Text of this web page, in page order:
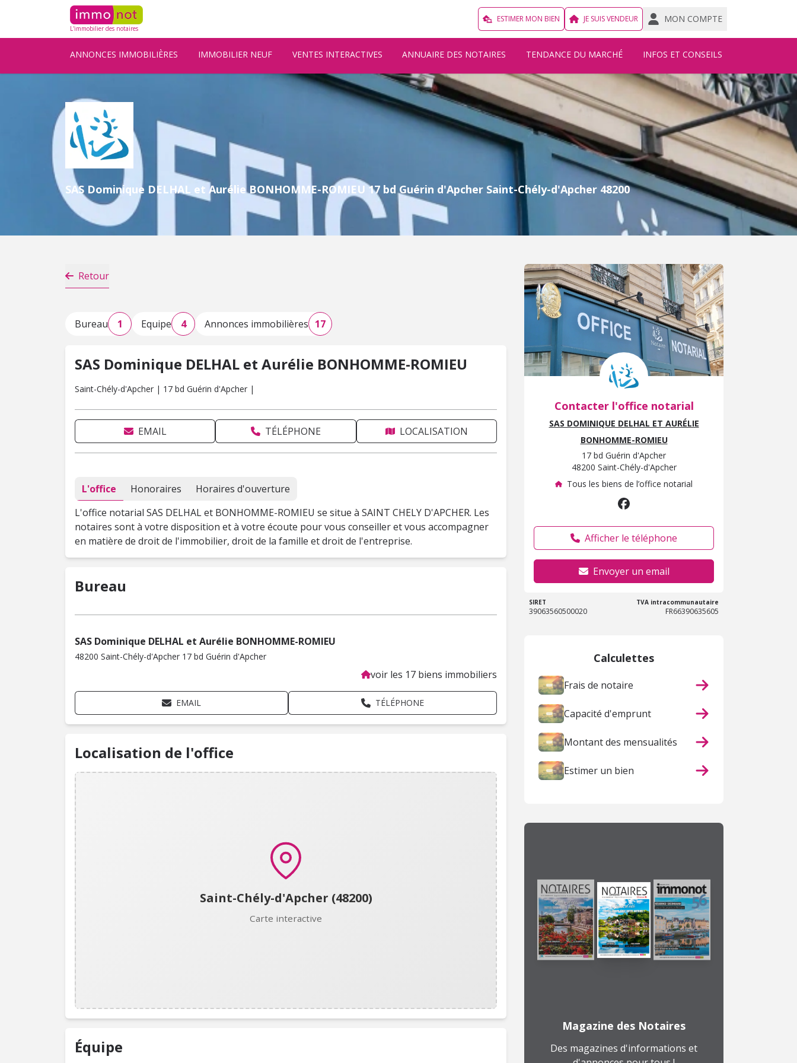
L'immobilier des notaires
ESTIMER MON BIEN JE SUIS VENDEUR MON COMPTE
ANNONCES IMMOBILIÈRES IMMOBILIER NEUF VENTES INTERACTIVES ANNUAIRE DES NOTAIRES TENDANCE DU MARCHÉ INFOS ET CONSEILS
SAS Dominique DELHAL et Aurélie BONHOMME-ROMIEU 17 bd Guérin d'Apcher Saint-Chély-d'Apcher 48200
Retour
Bureau 1 Equipe 4 Annonces immobilières 17
SAS Dominique DELHAL et Aurélie BONHOMME-ROMIEU
Saint-Chély-d'Apcher | 17 bd Guérin d'Apcher |
EMAIL TÉLÉPHONE LOCALISATION
L'office Honoraires
Horaires d'ouverture
L'office notarial SAS DELHAL et BONHOMME-ROMIEU se situe à SAINT CHELY D'APCHER. Les
notaires sont à votre disposition et à votre écoute pour vous conseiller et vous accompagner
en matière de droit de l'immobilier, droit de la famille et droit de l'entreprise.
Bureau
SAS Dominique DELHAL et Aurélie BONHOMME-ROMIEU
48200 Saint-Chély-d'Apcher 17 bd Guérin d'Apcher
voir les 17 biens immobiliers
EMAIL TÉLÉPHONE
Localisation de l'office
Saint-Chély-d'Apcher (48200)
Carte interactive
Équipe
Contacter l'office notarial
SAS DOMINIQUE DELHAL ET AURÉLIE
BONHOMME-ROMIEU
17 bd Guérin d'Apcher
48200 Saint-Chély-d'Apcher
Tous les biens de l’office notarial
Afficher le téléphone
Envoyer un email
SIRET
39063560500020
TVA intracommunautaire
FR66390635605
Calculettes
Frais de notaire
Capacité d'emprunt
Montant des mensualités
Estimer un bien
Magazine des Notaires
Des magazines d'informations et